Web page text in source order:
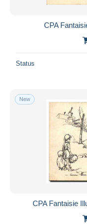
CPA
Status
New
CPA Fantaisie